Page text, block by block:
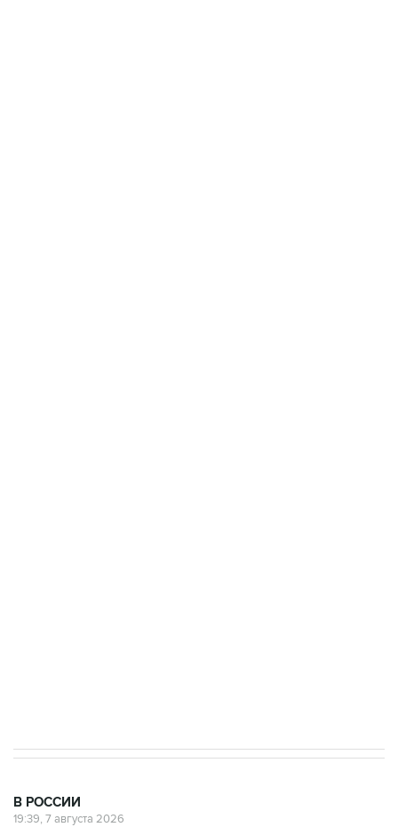
В РОССИИ
19:39, 7 августа 2026